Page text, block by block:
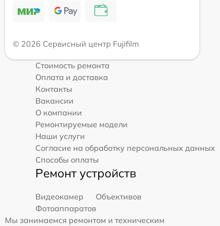
© 2026 Сервисный центр Fujifilm
Стоимость ремонта
Оплата и доставка
Контакты
Вакансии
О компании
Ремонтируемые модели
Наши услуги
Согласие на обработку персональных данных
Способы оплаты
Ремонт устройств
Видеокамер
Объективов
Фотоаппаратов
Мы занимаемся ремонтом и техническим